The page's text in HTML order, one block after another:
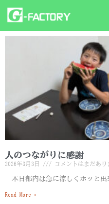
人のつながりに感謝
2026年8月3日 コメントはまだあり
本日都内は急に涼しくホッと出
Read More »